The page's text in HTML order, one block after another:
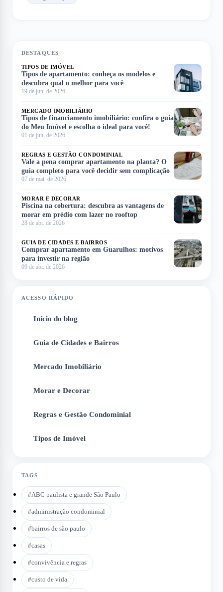
DESTAQUES
TIPOS DE IMÓVEL
Tipos de apartamento: conheça os modelos e
descubra qual o melhor para você
19 de jun. de 2026
MERCADO IMOBILIÁRIO
Tipos de financiamento imobiliário: confira o guia
do Meu Imóvel e escolha o ideal para você!
01 de jun. de 2026
REGRAS E GESTÃO CONDOMINIAL
Vale a pena comprar apartamento na planta? O
guia completo para você decidir sem complicação
07 de mai. de 2026
MORAR E DECORAR
Piscina na cobertura: descubra as vantagens de
morar em prédio com lazer no rooftop
28 de abr. de 2026
GUIA DE CIDADES E BAIRROS
Comprar apartamento em Guarulhos: motivos
para investir na região
09 de abr. de 2026
ACESSO RÁPIDO
Início do blog
Guia de Cidades e Bairros
Mercado Imobiliário
Morar e Decorar
Regras e Gestão Condominial
Tipos de Imóvel
TAGS
#ABC paulista e grande São Paulo
#administração condominial
#bairros de são paulo
#casas
#convivência e regras
#custo de vida